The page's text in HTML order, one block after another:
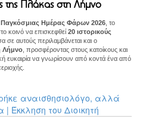
της Πλάκας στη Λήμνο
Παγκόσμιας Ημέρας Φάρων 2026, το
κοινό να επισκεφθεί 20 ιστορικούς
αυτούς περιλαμβάνεται και ο
Λήμνο, προσφέροντας στους κατοίκους και
ευκαιρία να γνωρίσουν από κοντά ένα από